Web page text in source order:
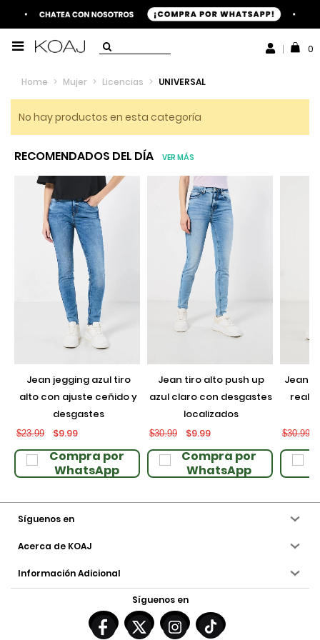
0
Home > Mujer > Licencias > UNIVERSAL
No hay productos en esta categoría
RECOMENDADOS DEL DÍA VER MÁS
jean jegging azul tiro
alto con ajuste ceñido y
desgastes
$23.99 $9.99
Compra por
WhatsApp
jean tiro alto push up
azul claro con desgastes
localizados
$30.99 $9.99
Compra por
WhatsApp
jean push up negro con
$30.99
Síguenos en
Acerca de KOAJ
Información Adicional
Síguenos en